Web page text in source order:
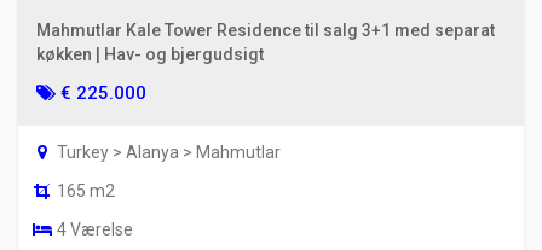
Mahmutlar Kale Tower Residence til salg 3+1 med separat
køkken | Hav- og bjergudsigt
€ 225.000
Turkey > Alanya > Mahmutlar
165 m2
4 Værelse